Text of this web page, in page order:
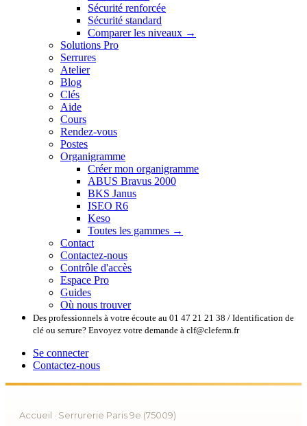
Sécurité renforcée
Sécurité standard
Comparer les niveaux →
Solutions Pro
Serrures
Atelier
Blog
Clés
Aide
Cours
Rendez-vous
Postes
Organigramme
Créer mon organigramme
ABUS Bravus 2000
BKS Janus
ISEO R6
Keso
Toutes les gammes →
Contact
Contactez-nous
Contrôle d'accès
Espace Pro
Guides
Où nous trouver
Des professionnels à votre écoute au 01 47 21 21 38 / Identification de
clé ou serrure? Envoyez votre demande à clf@cleferm.fr
Se connecter
Contactez-nous
Accueil · Serrurerie Paris 9e (75009)